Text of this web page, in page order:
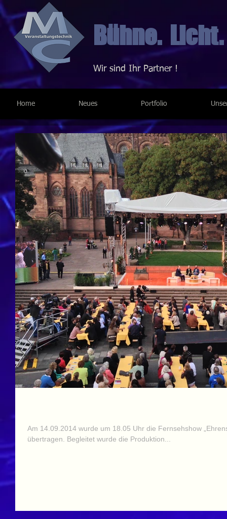
Home Neues Portfolio
Bühne.
Wir sind Ihr Partner !
Am 14.09.2014 wurde um 18.05 Uhr die Fernsehshow
übertragen. Begleitet wurde die Produktion...